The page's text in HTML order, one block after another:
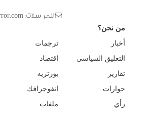
للمراسلات: editor [at] bahrainmirror.com
من نحن؟
أخبار
التعليق السياسي
تقارير
حوارات
رأي
ترجمات
اقتصاد
بورتريه
انفوجرافك
ملفات